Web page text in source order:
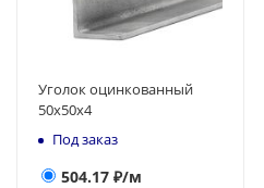
Уголок оцинкованный
50х50х4
Под заказ
504.17 ₽/м